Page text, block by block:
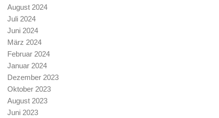
August 2024
Juli 2024
Juni 2024
März 2024
Februar 2024
Januar 2024
Dezember 2023
Oktober 2023
August 2023
Juni 2023